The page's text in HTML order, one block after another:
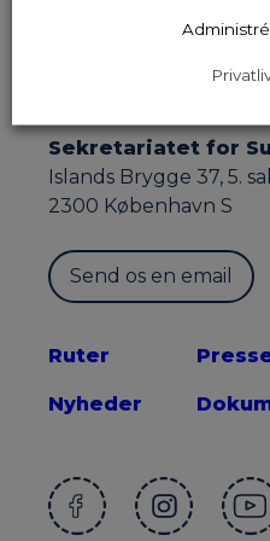
Sekretariatet for
Islands Brygge 37, 5. sal
2300 København S
Send os en email
Ruter
Nyheder